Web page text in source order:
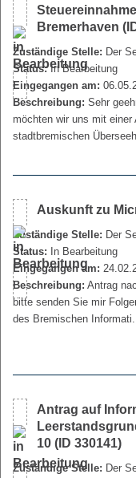
Bremerhaven
Zuständige Stelle: Der
Status:In Bearbeitung
Eingegangen am:
Beschreibung: Sehr
möchten wir uns mit einer
stadtbremischen
Auskunft zu
Zuständige Stelle: Der
Status: In Bearbeitung
Eingegangen am:
Beschreibung: Antrag
bitte senden Sie mir
des Bremischen
Antrag auf
10 (ID 330141)
Zuständige Stelle: Der